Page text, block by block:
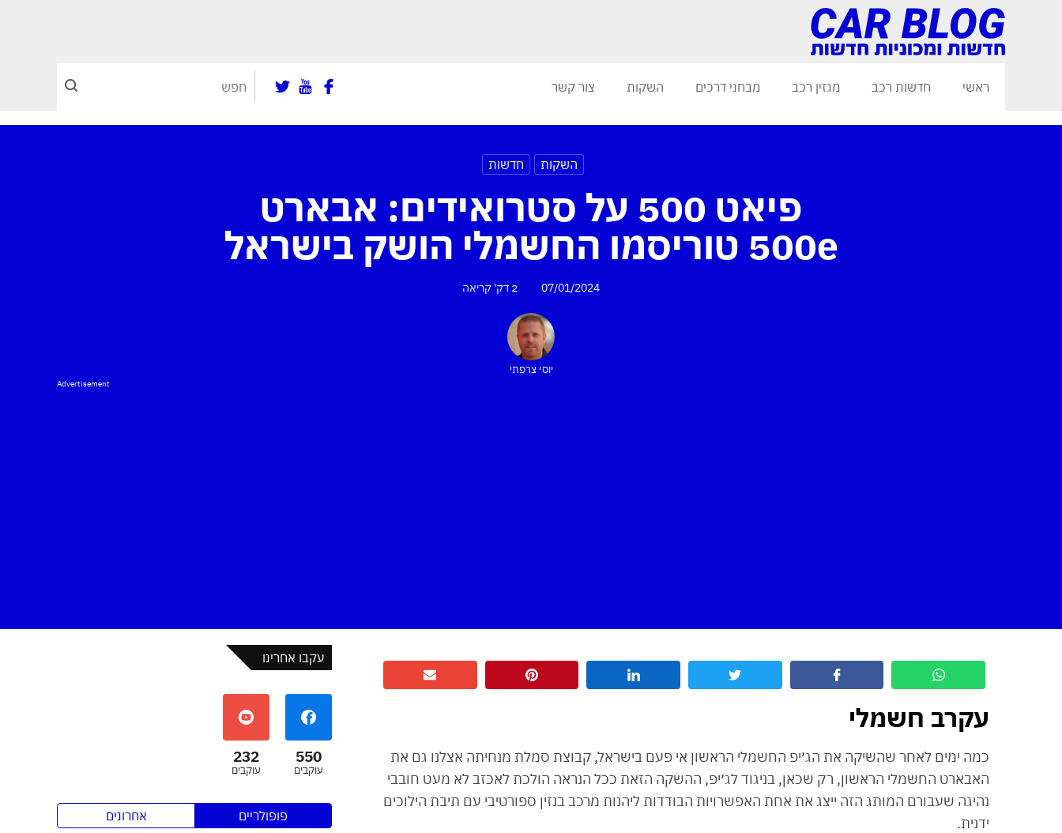
ראשי חדשות רכב מגזין רכב מבחני דרכים השקות צור קשר
השקות חדשות
פיאט 500 על סטרואידים: אבארט
500e טוריסמו החשמלי הושק בישראל
07/01/2024 2 דק' קריאה
יוסי צרפתי
Advertisement
עקרב חשמלי
כמה ימים לאחר שהשיקה את הג׳יפ החשמלי הראשון אי פעם בישראל, קבוצת סמלת מנחיתה אצלנו גם את
האבארט החשמלי הראשון, רק שכאן, בניגוד לג׳יפ, ההשקה הזאת ככל הנראה הולכת לאכזב לא מעט חובבי
נהיגה שעבורם המותג הזה ייצג את אחת האפשרויות הבודדות ליהנות מרכב בנזין ספורטיבי עם תיבת הילוכים
ידנית.
עקבו אחרינו
550
עוקבים
232
עוקבים
פופולריים
אחרונים